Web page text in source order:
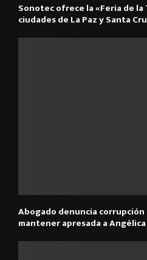
Sonotec ofrece la «Feria de la
ciudades de La Paz y Santa
Abogado denuncia
mantener apresada a Angélica